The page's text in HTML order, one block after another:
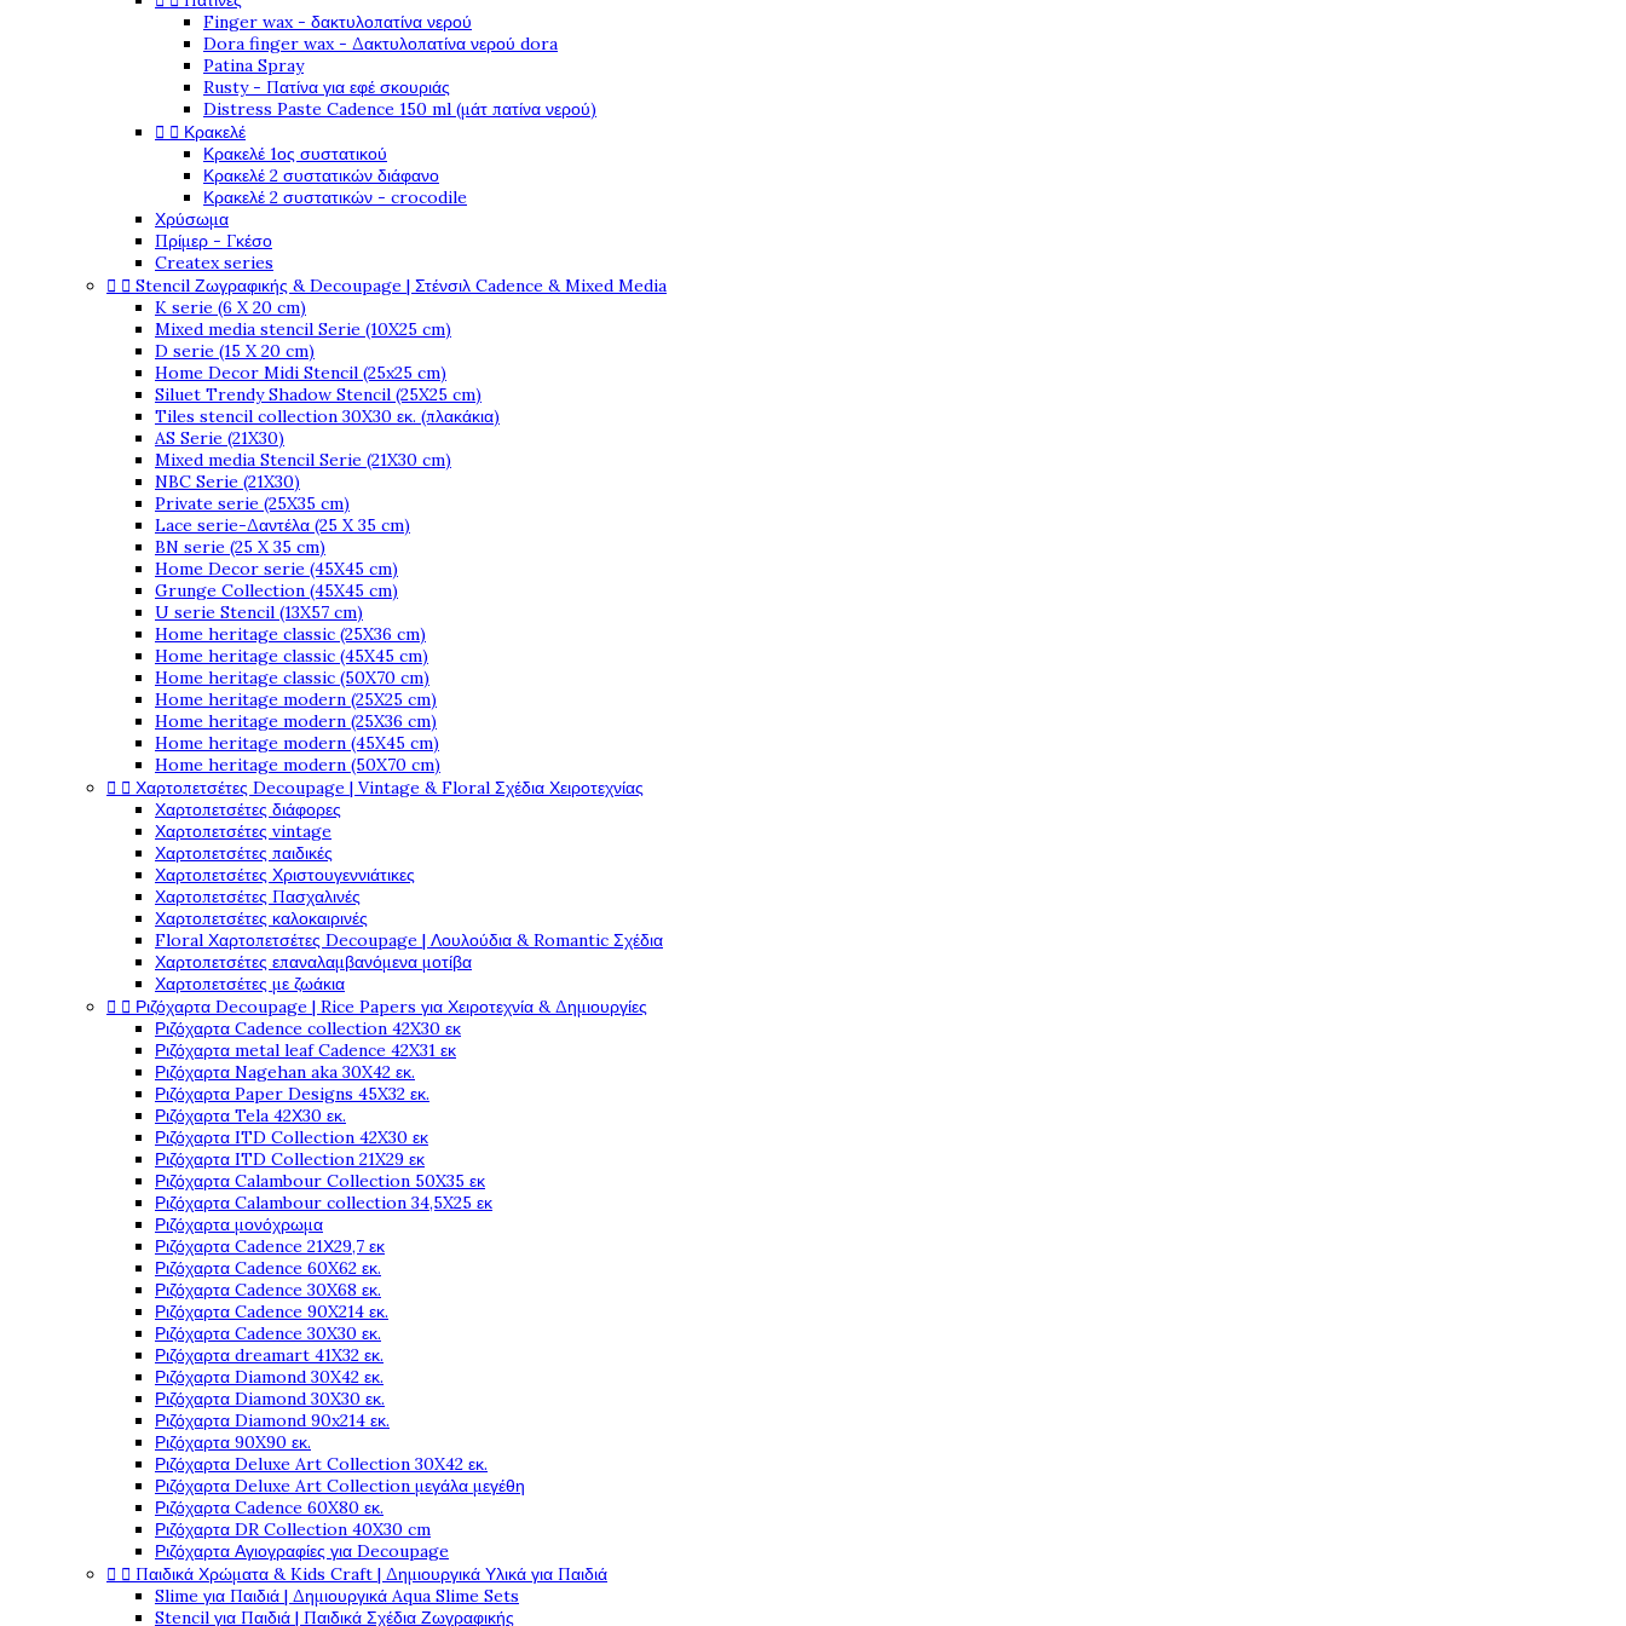
Finger wax - δακτυλοπατίνα νερού
Dora finger wax - Δακτυλοπατίνα νερού dora
Patina Spray
Rusty - Πατίνα για εφέ σκουριάς
Distress Paste Cadence 150 ml (μάτ πατίνα νερού)
  Κρακελέ
Κρακελέ 1ος συστατικού
Κρακελέ 2 συστατικών διάφανο
Κρακελέ 2 συστατικών - crocodile
Χρύσωμα
Πρίμερ - Γκέσο
Createx series
  Stencil Ζωγραφικής & Decoupage | Στένσιλ Cadence & Mixed Media
K serie (6 X 20 cm)
Mixed media stencil Serie (10X25 cm)
D serie (15 X 20 cm)
Home Decor Midi Stencil (25x25 cm)
Siluet Trendy Shadow Stencil (25X25 cm)
Tiles stencil collection 30X30 εκ. (πλακάκια)
AS Serie (21X30)
Mixed media Stencil Serie (21X30 cm)
NBC Serie (21X30)
Private serie (25X35 cm)
Lace serie-Δαντέλα (25 X 35 cm)
BN serie (25 X 35 cm)
Home Decor serie (45X45 cm)
Grunge Collection (45X45 cm)
U serie Stencil (13X57 cm)
Home heritage classic (25X36 cm)
Home heritage classic (45X45 cm)
Home heritage classic (50X70 cm)
Home heritage modern (25X25 cm)
Home heritage modern (25X36 cm)
Home heritage modern (45X45 cm)
Home heritage modern (50X70 cm)
  Χαρτοπετσέτες Decoupage | Vintage & Floral Σχέδια Χειροτεχνίας
Χαρτοπετσέτες διάφορες
Χαρτοπετσέτες vintage
Χαρτοπετσέτες παιδικές
Χαρτοπετσέτες Χριστουγεννιάτικες
Χαρτοπετσέτες Πασχαλινές
Χαρτοπετσέτες καλοκαιρινές
Floral Χαρτοπετσέτες Decoupage | Λουλούδια & Romantic Σχέδια
Χαρτοπετσέτες επαναλαμβανόμενα μοτίβα
Χαρτοπετσέτες με ζωάκια
  Ριζόχαρτα Decoupage | Rice Papers για Χειροτεχνία & Δημιουργίες
Ριζόχαρτα Cadence collection 42X30 εκ
Ριζόχαρτα metal leaf Cadence 42X31 εκ
Ριζόχαρτα Nagehan aka 30X42 εκ.
Ριζόχαρτα Paper Designs 45X32 εκ.
Ριζόχαρτα Tela 42Χ30 εκ.
Ριζόχαρτα ITD Collection 42X30 εκ
Ριζόχαρτα ITD Collection 21X29 εκ
Ριζόχαρτα Calambour Collection 50X35 εκ
Ριζόχαρτα Calambour collection 34,5X25 εκ
Ριζόχαρτα μονόχρωμα
Ριζόχαρτα Cadence 21Χ29,7 εκ
Ριζόχαρτα Cadence 60X62 εκ.
Ριζόχαρτα Cadence 30X68 εκ.
Ριζόχαρτα Cadence 90X214 εκ.
Ριζόχαρτα Cadence 30X30 εκ.
Ριζόχαρτα dreamart 41X32 εκ.
Ριζόχαρτα Diamond 30X42 εκ.
Ριζόχαρτα Diamond 30X30 εκ.
Ριζόχαρτα Diamond 90x214 εκ.
Ριζόχαρτα 90X90 εκ.
Ριζόχαρτα Deluxe Art Collection 30X42 εκ.
Ριζόχαρτα Deluxe Art Collection μεγάλα μεγέθη
Ριζόχαρτα Cadence 60X80 εκ.
Ριζόχαρτα DR Collection 40X30 cm
Ριζόχαρτα Αγιογραφίες για Decoupage
  Παιδικά Χρώματα & Kids Craft | Δημιουργικά Υλικά για Παιδιά
Slime για Παιδιά | Δημιουργικά Aqua Slime Sets
Stencil για Παιδιά | Παιδικά Σχέδια Ζωγραφικής